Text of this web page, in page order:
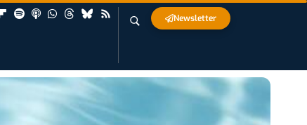
Newsletter